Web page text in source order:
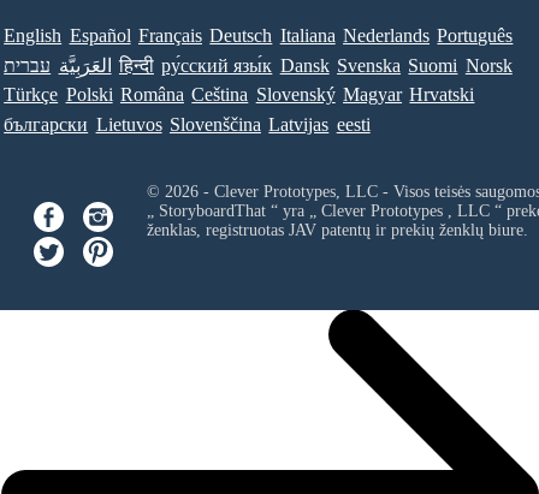
English Español Français Deutsch Italiana Nederlands Português
עברית العَرَبِيَّة हिन्दी ру́сский язы́к Dansk Svenska Suomi Norsk
Türkçe Polski Româna Ceština Slovenský Magyar Hrvatski
български Lietuvos Slovenščina Latvijas eesti
© 2026 - Clever Prototypes, LLC - Visos teisės
„ StoryboardThat “ yra „ Clever Prototypes , LLC“
ženklas, registruotas JAV patentų ir prekių ženklų biure.